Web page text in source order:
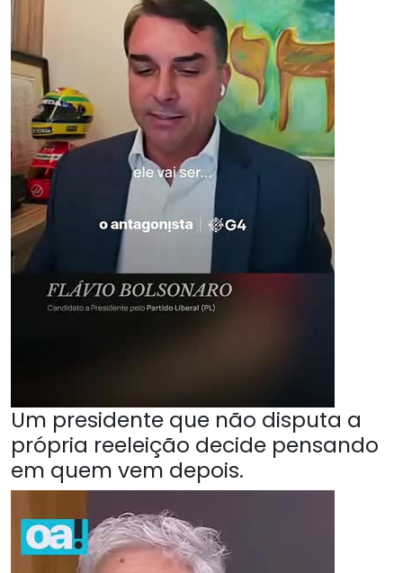
Um presidente que não disputa a
própria reeleição decide pensando
em quem vem depois.